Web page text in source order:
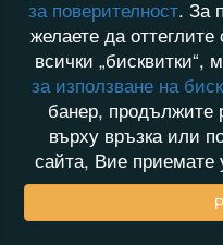
за поверителност. За
желаете да
всички „бисквитки“,
за използване на
банер, продължите
върху връзка или
сайта, Вие приемате